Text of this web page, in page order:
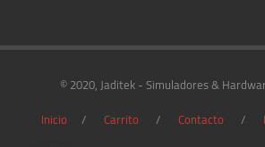
© 2020, Jaditek - Simuladores &
Inicio
Carrito Contacto